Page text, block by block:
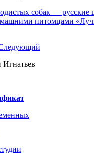
собак — русские
питомцами